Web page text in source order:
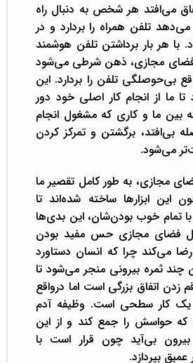
می‌افتد هر شخص به دنبال راه
تلفن همراه را بردارد و در
با هر بار برداشتن تلفن هوشمند
مجازی، ذهن شرطی می‌شود
بی‌حوصلگی تلفن را بردارد. این
ما از انجام کار اصلی خود دور
بین ما و کاری که مشغول انجام
بی‌افتد، برگشتن و تمرکز کردن
می‌شود.
مجازی، به طور کامل تقصیر ما
این‌ ابزار‌ها ساخته شده‌اند تا
با تمام خوب بودن‌شان، این بدی‌ها
فضای مجازی حس مفید بودن
می‌کند چرا که انسان دستاورد
ثمره بیرونی منجر می‌شود تا
زدن اتفاق بزرگی است اما درواقع
یک کار سطحی است. وظیفه آدم
حواسش را جمع کند و از این
بی‌آید چون قرار است با
بپردازد.